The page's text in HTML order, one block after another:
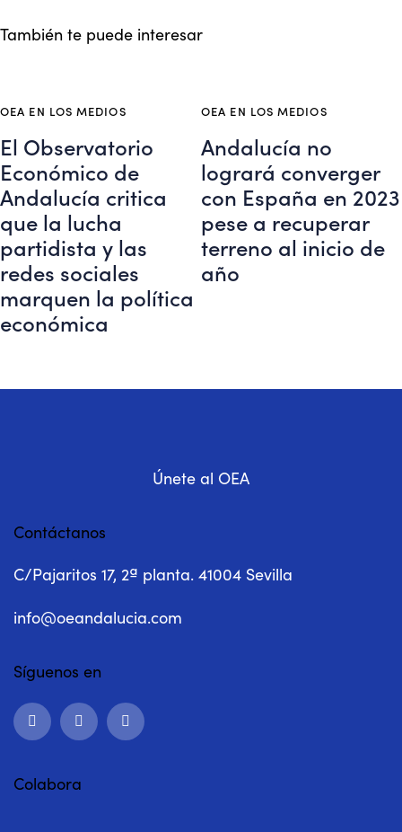
También te puede interesar
OEA EN LOS MEDIOS
El Observatorio
Económico de
Andalucía critica
que la lucha
partidista y las
redes sociales
marquen la política
económica
OEA EN LOS MEDIOS
Andalucía no
logrará converger
con España en 2023
pese a recuperar
terreno al inicio de
año
Únete al OEA
Contáctanos
C/Pajaritos 17, 2ª planta. 41004 Sevilla
info@oeandalucia.com
Síguenos en
Colabora